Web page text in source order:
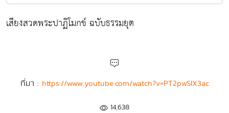
เสียงสวดพระปาฏิโมกข์ ฉบับธรรมยุต
ที่มา : https://www.youtube.com/watch?v=PT2pwSIX3ac
14,638